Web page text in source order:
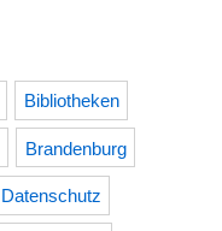
Bibliotheken
Brandenburg
Datenschutz